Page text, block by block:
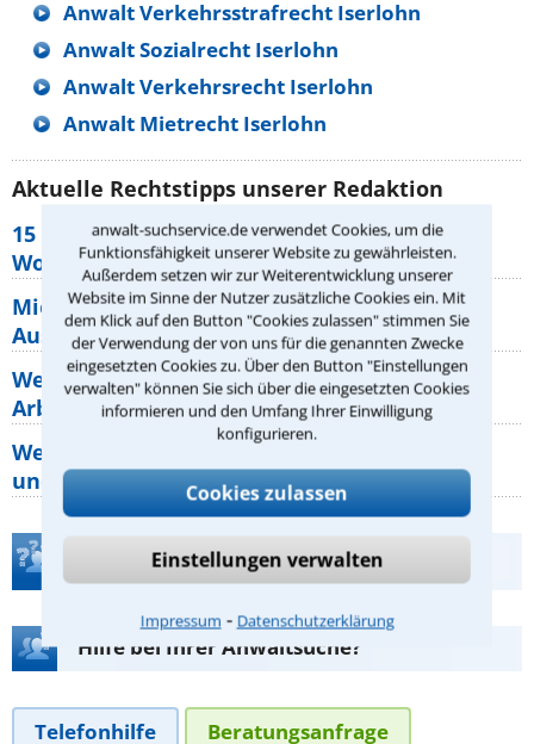
anwalt-suchservice.de verwendet Cookies, um die
Funktionsfähigkeit unserer Website zu gewährleisten.
Außerdem setzen wir zur Weiterentwicklung unserer
Website im Sinne der Nutzer zusätzliche Cookies ein. Mit
dem Klick auf den Button "Cookies zulassen" stimmen Sie
der Verwendung der von uns für die genannten Zwecke
eingesetzten Cookies zu. Über den Button "Einstellungen
verwalten" können Sie sich über die eingesetzten Cookies
informieren und den Umfang Ihrer Einwilligung
konfigurieren.
Cookies zulassen
Einstellungen verwalten
Impressum ⁃ Datenschutzerklärung
Anwalt Verkehrsstrafrecht Iserlohn
Anwalt Sozialrecht Iserlohn
Anwalt Verkehrsrecht Iserlohn
Anwalt Mietrecht Iserlohn
Aktuelle Rechtstipps unserer Redaktion
15 elementare Rechte, die jeder
Wohnungseigentümer kennen sollte
Mietpreisbremse 2026: Alle Regeln,
Ausnahmen und Rechte für Mieter
Welche Regeln für Teilnahme, Urlaub,
Arbeitszeit gelten beim
Welche Rechte hat der Käufer eines Pferdes
und wie macht man sie
Teste Dein Rechtswissen
Hilfe bei Ihrer Anwaltsuche?
Telefonhilfe Beratungsanfrage